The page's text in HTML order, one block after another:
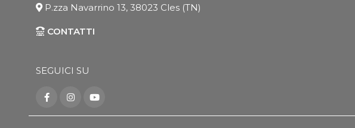
P.zza Navarrino 13, 38023 Cles (TN)
CONTATTI
SEGUICI SU